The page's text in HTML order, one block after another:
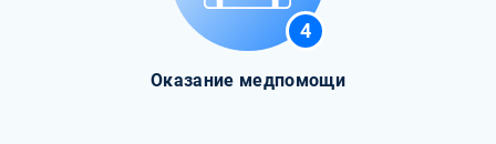
4
Оказание медпомощи